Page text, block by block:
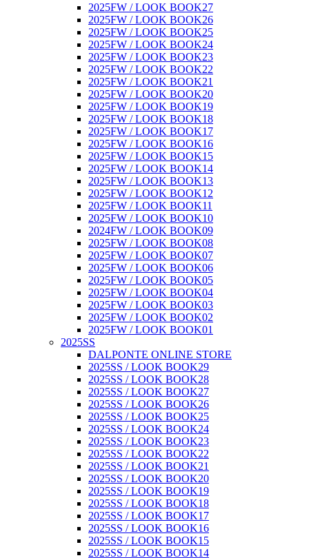
2025FW / LOOK BOOK27
2025FW / LOOK BOOK26
2025FW / LOOK BOOK25
2025FW / LOOK BOOK24
2025FW / LOOK BOOK23
2025FW / LOOK BOOK22
2025FW / LOOK BOOK21
2025FW / LOOK BOOK20
2025FW / LOOK BOOK19
2025FW / LOOK BOOK18
2025FW / LOOK BOOK17
2025FW / LOOK BOOK16
2025FW / LOOK BOOK15
2025FW / LOOK BOOK14
2025FW / LOOK BOOK13
2025FW / LOOK BOOK12
2025FW / LOOK BOOK11
2025FW / LOOK BOOK10
2024FW / LOOK BOOK09
2025FW / LOOK BOOK08
2025FW / LOOK BOOK07
2025FW / LOOK BOOK06
2025FW / LOOK BOOK05
2025FW / LOOK BOOK04
2025FW / LOOK BOOK03
2025FW / LOOK BOOK02
2025FW / LOOK BOOK01
2025SS
DALPONTE ONLINE STORE
2025SS / LOOK BOOK29
2025SS / LOOK BOOK28
2025SS / LOOK BOOK27
2025SS / LOOK BOOK26
2025SS / LOOK BOOK25
2025SS / LOOK BOOK24
2025SS / LOOK BOOK23
2025SS / LOOK BOOK22
2025SS / LOOK BOOK21
2025SS / LOOK BOOK20
2025SS / LOOK BOOK19
2025SS / LOOK BOOK18
2025SS / LOOK BOOK17
2025SS / LOOK BOOK16
2025SS / LOOK BOOK15
2025SS / LOOK BOOK14